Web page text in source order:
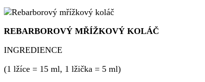
REBARBOROVÝ MŘÍŽKOVÝ KOLÁČ
INGREDIENCE
(1 lžíce = 15 ml, 1 lžička = 5 ml)